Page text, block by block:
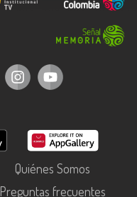
Quiénes Somos
Preguntas frecuentes